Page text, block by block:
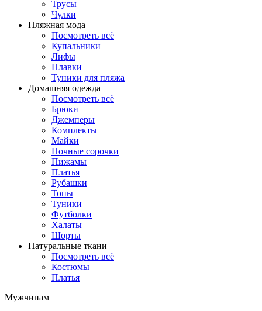
Трусы
Чулки
Пляжная мода
Посмотреть всё
Купальники
Лифы
Плавки
Туники для пляжа
Домашняя одежда
Посмотреть всё
Брюки
Джемперы
Комплекты
Майки
Ночные сорочки
Пижамы
Платья
Рубашки
Топы
Туники
Футболки
Халаты
Шорты
Натуральные ткани
Посмотреть всё
Костюмы
Платья
Мужчинам